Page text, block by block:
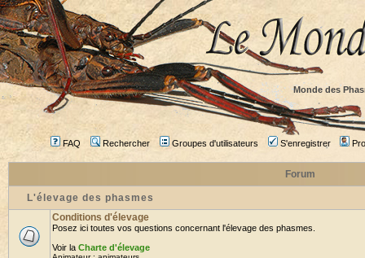
Monde des
FAQ Rechercher Groupes d'utilisateurs S'enregistrer
Forum
L'élevage des phasmes
Conditions d'élevage
Posez ici toutes vos questions concernant l'élevage des phasmes.
Voir la Charte d'élevage